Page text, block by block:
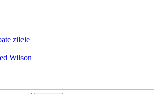
zilele
Wilson